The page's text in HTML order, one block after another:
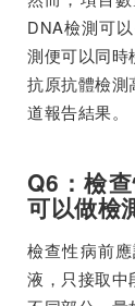
DNA檢測可
測便可以同時
抗原抗體檢測
道報告結果。
Q6：檢
可以做檢
檢查性病前
液，只接取中